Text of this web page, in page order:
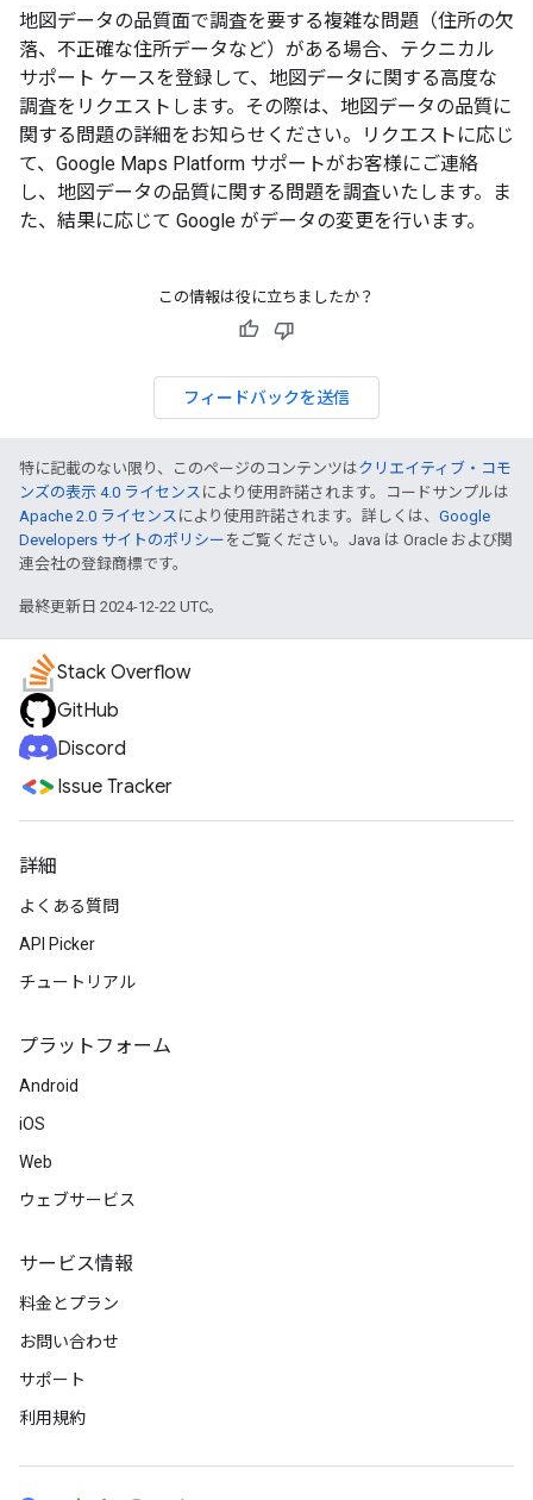
地図データの品質面で調査を要する複雑な問題（住所の欠
落、不正確な住所データなど）がある場合、テクニカル
サポート ケースを登録して、地図データに関する高度な
調査をリクエストします。その際は、地図データの品質に
関する問題の詳細をお知らせください。リクエストに応じ
て、Google Maps Platform サポートがお客様にご連絡
し、地図データの品質に関する問題を調査いたします。ま
た、結果に応じて Google がデータの変更を行います。
この情報は役に立ちましたか？
フィードバックを送信
特に記載のない限り、このページのコンテンツはクリエイティブ・コモ
ンズの表示 4.0 ライセンス により使用許諾されます。コードサンプルは
Apache 2.0 ライセンス により使用許諾されます。詳しくは、 Google
Developers サイトのポリシー をご覧ください。Java は Oracle および関
連会社の登録商標です。
最終更新日 2024-12-22 UTC。
Stack Overflow
GitHub
Discord
Issue Tracker
詳細
よくある質問
API Picker
チュートリアル
プラットフォーム
Android
iOS
Web
ウェブサービス
サービス情報
料金とプラン
お問い合わせ
サポート
利用規約